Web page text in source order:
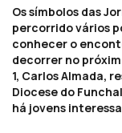
Os símbolos das
percorrido vários
conhecer o
decorrer no
1, Carlos Almada,
Diocese do
há jovens